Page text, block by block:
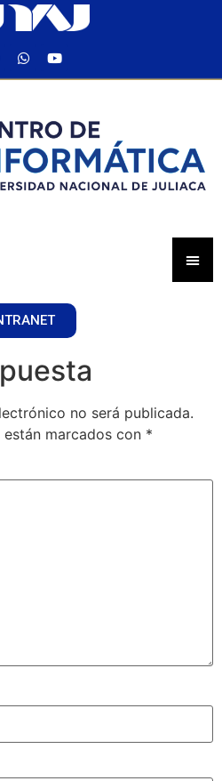
no será publicada.
marcados con *